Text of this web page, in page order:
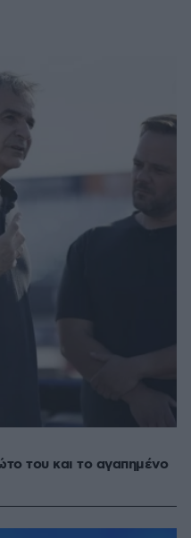
του και το αγαπημένο